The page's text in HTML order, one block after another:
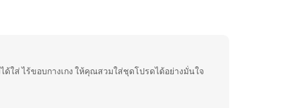
ด้ใส่ ไร้ขอบกางเกง ให้คุณสวมใส่ชุดโปรดได้อย่างมั่นใจ